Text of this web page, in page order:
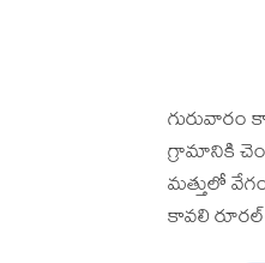
గ్రామానికి
మత్తులో
కావలి రూరల్